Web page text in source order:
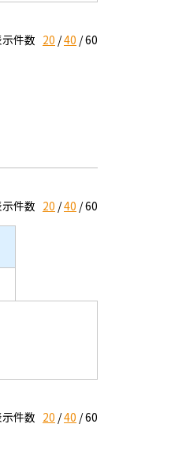
件数 20 40 60
件数 20 40 60
件数 20 40 60